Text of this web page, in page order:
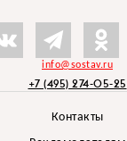
info@sostav.ru
+7 (495) 274-05-25
Контакты